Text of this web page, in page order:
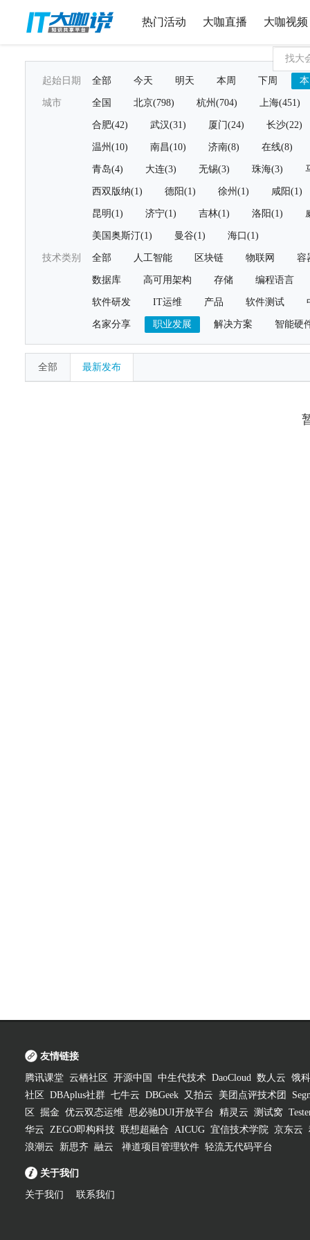
热门活动 大咖直播 大咖视频
起始日期 全部 今天 明天 本周 下周
城市 全国 北京(798) 杭州(704) 上海(451)
合肥(42) 武汉(31) 厦门(24) 长沙(22)
温州(10) 南昌(10) 济南(8) 在线(8)
青岛(4) 大连(3) 无锡(3) 珠海(3)
西双版纳(1) 德阳(1) 徐州(1) 咸阳(1)
昆明(1) 济宁(1) 吉林(1) 洛阳(1)
美国奥斯汀(1) 曼谷(1) 海口(1)
技术类别 全部 人工智能 区块链 物联网 容
数据库 高可用架构 存储 编程语言
软件研发 IT运维 产品 软件测试
名家分享 职业发展 解决方案 智能硬
全部 最新发布
友情链接
腾讯课堂 云栖社区 开源中国 中生代技术 DaoCloud 数人云 饿
社区
DBAplus社群 七牛云 DBGeek 又拍云 美团点评技术团
区
掘金 优云双态运维 思必驰DUI开放平台 精灵云 测试窝
华云 ZEGO即构科技 联想超融合 AICUG 宜信技术学院 京东云
浪潮云
新思齐 融云 禅道项目管理软件 轻流无代码平台
关于我们
关于我们 联系我们